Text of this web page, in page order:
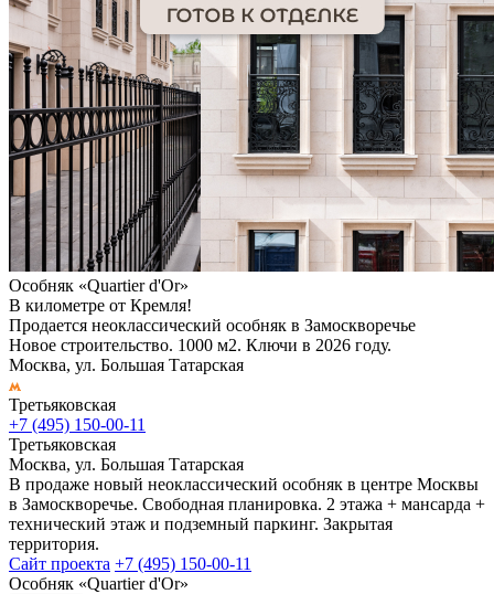
Особняк «Quartier d'Or»
В километре от Кремля!
Продается неоклассический особняк в Замоскворечье
Новое строительство. 1000 м2. Ключи в 2026 году.
Москва, ул. Большая Татарская
Третьяковская
+7 (495) 150-00-11
Третьяковская
Москва, ул. Большая Татарская
В продаже новый неоклассический особняк в центре Москвы
в Замоскворечье. Свободная планировка. 2 этажа + мансарда +
технический этаж и подземный паркинг. Закрытая
территория.
Сайт проекта +7 (495) 150-00-11
Особняк «Quartier d'Or»